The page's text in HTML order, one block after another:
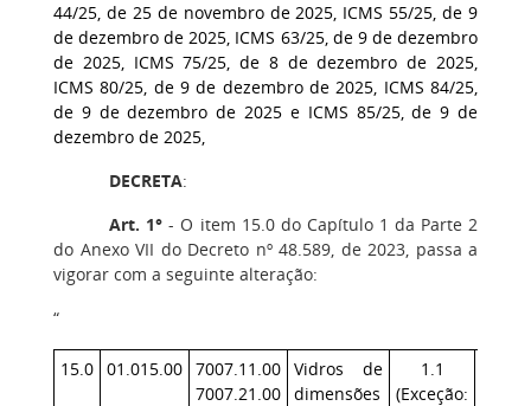
44/25, de 25 de novembro de 2025, ICMS 55/25, de 9
de dezembro de 2025, ICMS 63/25, de 9 de dezembro
de 2025, ICMS 75/25, de 8 de dezembro de 2025,
ICMS 80/25, de 9 de dezembro de 2025, ICMS 84/25,
de 9 de dezembro de 2025 e ICMS 85/25, de 9 de
dezembro de 2025,
DECRETA:
Art. 1° ‒ O item 15.0 do Capítulo 1 da Parte 2
do Anexo VII do Decreto nº 48.589, de 2023, passa a
vigorar com a seguinte alteração:
“
15.0 01.015.00 7007.11.00
7007.21.00
Vidros de
dimensões
1.1
(Exceção: